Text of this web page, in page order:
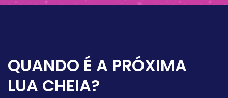
QUANDO É A PRÓXIMA
LUA CHEIA?